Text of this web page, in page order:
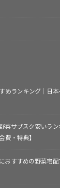
めランキング｜日
菜サブスク安いラ
費・特典】
おすすめの野菜宅